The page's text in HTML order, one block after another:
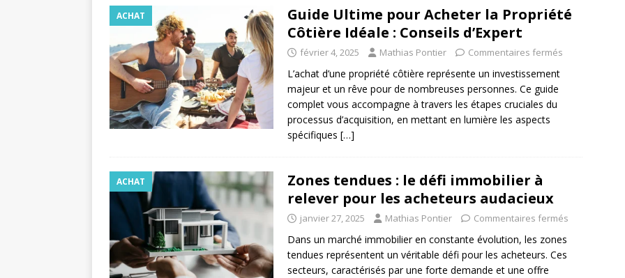
ACHAT
Guide Ultime pour Acheter la Propriété
Côtière Idéale : Conseils d’Expert
février 4, 2025 Mathias Pontier Commentaires fermés
L’achat d’une propriété côtière représente un investissement
majeur et un rêve pour de nombreuses personnes. Ce guide
complet vous accompagne à travers les étapes cruciales du
processus d’acquisition, en mettant en lumière les aspects
spécifiques […]
ACHAT
Zones tendues : le défi immobilier à
relever pour les acheteurs audacieux
janvier 27, 2025 Mathias Pontier Commentaires fermés
Dans un marché immobilier en constante évolution, les zones
tendues représentent un véritable défi pour les acheteurs. Ces
secteurs, caractérisés par une forte demande et une offre